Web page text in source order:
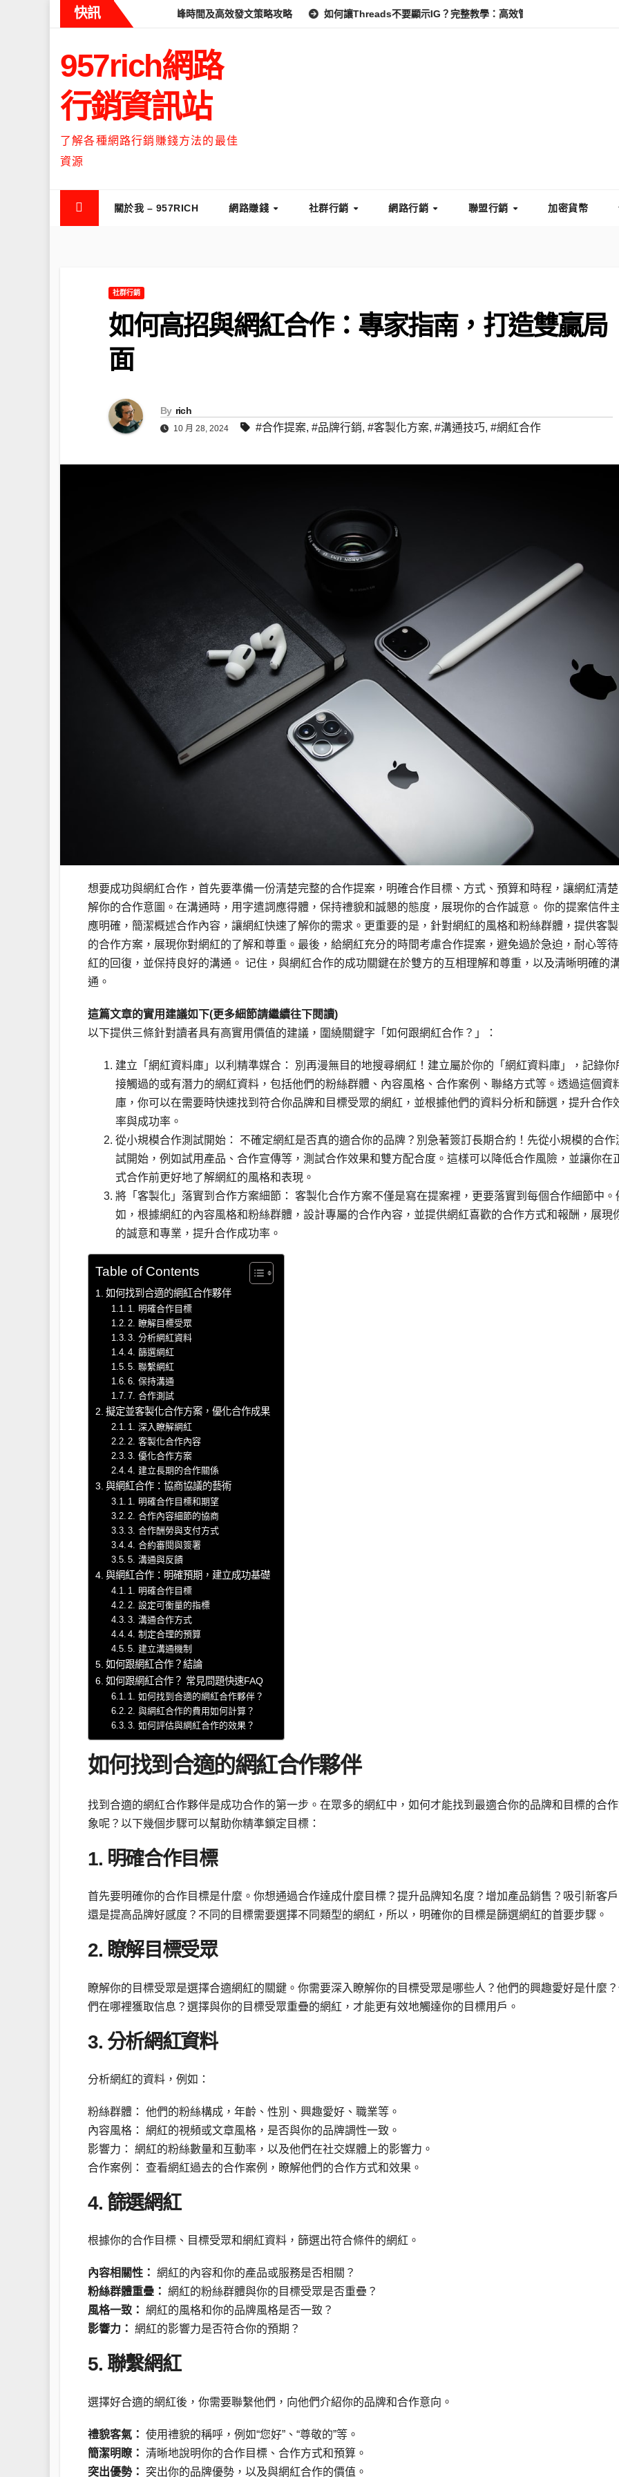
快訊
什麼時候流量最高？流量高峰時間及高效發文策略攻略 如何讓Threads不要顯示IG？完整教學：高效管理你的線上隱私與數據安全
957rich網路
行銷資訊站
了解各種網路行銷賺錢方法的最佳
資源
關於我 – 957RICH 網路賺錢 社群行銷 網路行銷 聯盟行銷 加密貨幣
社群行銷
如何高招與網紅合作：專家指南，打造雙贏局
面
By rich
10 月 28, 2024 #合作提案, #品牌行銷, #客製化方案, #溝通技巧, #網紅合作
想要成功與網紅合作，首先要準備一份清楚完整的合作提案，明確合作目標、方式、預算和時程，讓網紅清
解你的合作意圖。在溝通時，用字遣詞應得體，保持禮貌和誠懇的態度，展現你的合作誠意。 你的提案信件
應明確，簡潔概述合作內容，讓網紅快速了解你的需求。更重要的是，針對網紅的風格和粉絲群體，提供客
的合作方案，展現你對網紅的了解和尊重。最後，給網紅充分的時間考慮合作提案，避免過於急迫，耐心等
紅的回復，並保持良好的溝通。 记住，與網紅合作的成功關鍵在於雙方的互相理解和尊重，以及清晰明確的
通。
這篇文章的實用建議如下(更多細節請繼續往下閱讀)
以下提供三條針對讀者具有高實用價值的建議，圍繞關鍵字「如何跟網紅合作？」：
建立「網紅資料庫」以利精準媒合： 別再漫無目的地搜尋網紅！建立屬於你的「網紅資料庫」，記錄你
接觸過的或有潛力的網紅資料，包括他們的粉絲群體、內容風格、合作案例、聯絡方式等。透過這個資
庫，你可以在需要時快速找到符合你品牌和目標受眾的網紅，並根據他們的資料分析和篩選，提升合作
率與成功率。
從小規模合作測試開始： 不確定網紅是否真的適合你的品牌？別急著簽訂長期合約！先從小規模的合作
試開始，例如試用產品、合作宣傳等，測試合作效果和雙方配合度。這樣可以降低合作風險，並讓你在
式合作前更好地了解網紅的風格和表現。
將「客製化」落實到合作方案細節： 客製化合作方案不僅是寫在提案裡，更要落實到每個合作細節中。
如，根據網紅的內容風格和粉絲群體，設計專屬的合作內容，並提供網紅喜歡的合作方式和報酬，展現
的誠意和專業，提升合作成功率。
Table of Contents
如何找到合適的網紅合作夥伴
1. 明確合作目標
2. 瞭解目標受眾
3. 分析網紅資料
4. 篩選網紅
5. 聯繫網紅
6. 保持溝通
7. 合作測試
擬定並客製化合作方案，優化合作成果
1. 深入瞭解網紅
2. 客製化合作內容
3. 優化合作方案
4. 建立長期的合作關係
與網紅合作：協商協議的藝術
1. 明確合作目標和期望
2. 合作內容細節的協商
3. 合作酬勞與支付方式
4. 合約審閱與簽署
5. 溝通與反饋
與網紅合作：明確預期，建立成功基礎
1. 明確合作目標
2. 設定可衡量的指標
3. 溝通合作方式
4. 制定合理的預算
5. 建立溝通機制
如何跟網紅合作？結論
如何跟網紅合作？ 常見問題快速FAQ
1. 如何找到合適的網紅合作夥伴？
2. 與網紅合作的費用如何計算？
3. 如何評估與網紅合作的效果？
如何找到合適的網紅合作夥伴
找到合適的網紅合作夥伴是成功合作的第一步。在眾多的網紅中，如何才能找到最適合你的品牌和目標的合
象呢？以下幾個步驟可以幫助你精準鎖定目標：
1. 明確合作目標
首先要明確你的合作目標是什麼。你想通過合作達成什麼目標？提升品牌知名度？增加產品銷售？吸引新客
還是提高品牌好感度？不同的目標需要選擇不同類型的網紅，所以，明確你的目標是篩選網紅的首要步驟。
2. 瞭解目標受眾
瞭解你的目標受眾是選擇合適網紅的關鍵。你需要深入瞭解你的目標受眾是哪些人？他們的興趣愛好是什麼
們在哪裡獲取信息？選擇與你的目標受眾重疊的網紅，才能更有效地觸達你的目標用戶。
3. 分析網紅資料
分析網紅的資料，例如：
粉絲群體： 他們的粉絲構成，年齡、性別、興趣愛好、職業等。
內容風格： 網紅的視頻或文章風格，是否與你的品牌調性一致。
影響力： 網紅的粉絲數量和互動率，以及他們在社交媒體上的影響力。
合作案例： 查看網紅過去的合作案例，瞭解他們的合作方式和效果。
4. 篩選網紅
根據你的合作目標、目標受眾和網紅資料，篩選出符合條件的網紅。
內容相關性： 網紅的內容和你的產品或服務是否相關？
粉絲群體重疊： 網紅的粉絲群體與你的目標受眾是否重疊？
風格一致： 網紅的風格和你的品牌風格是否一致？
影響力： 網紅的影響力是否符合你的預期？
5. 聯繫網紅
選擇好合適的網紅後，你需要聯繫他們，向他們介紹你的品牌和合作意向。
禮貌客氣： 使用禮貌的稱呼，例如“您好”、“尊敬的”等。
簡潔明瞭： 清晰地說明你的合作目標、合作方式和預算。
突出優勢： 突出你的品牌優勢，以及與網紅合作的價值。